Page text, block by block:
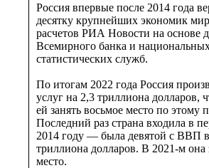
Россия впервые после 2014 года
десятку крупнейших экономик
расчетов РИА Новости на основе
Всемирного банка и
статистических служб.
По итогам 2022 года Россия
услуг на 2,3 триллиона долларов,
ей занять восьмое место по этому
Последний раз страна входила в
2014 году — была девятой с ВВП
триллиона долларов. В 2021-м она
место.